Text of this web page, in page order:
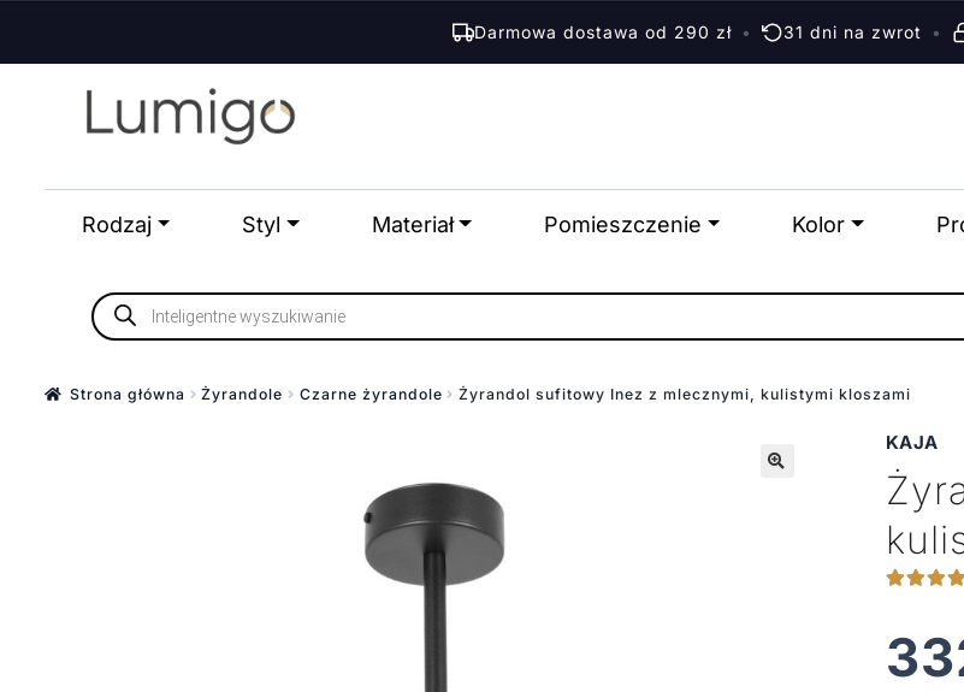
Darmowa dostawa od 290 zł • 31 dni na zwrot •
Przejdź
nawigacji
Przejdź
treści
Rodzaj Styl Materiał Pomieszczenie Kolor
Wyszukiwarka
produktów
Strona główna Żyrandole Czarne żyrandole Żyrandol sufitowy Inez z mlecznymi, kulistymi kloszami
KAJA